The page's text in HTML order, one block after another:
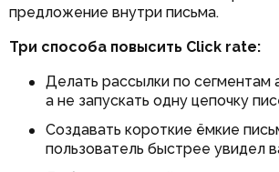
предложение внутри письма.
Три способа повысить Click rate:
Делать рассылки по сегментам
а не запускать одну цепочку
Создавать короткие ёмкие
пользователь быстрее увидел